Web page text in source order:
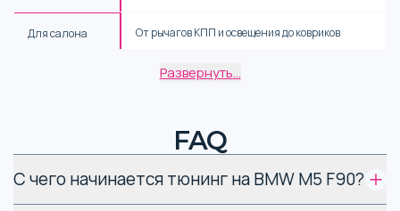
Для салона От рычагов КПП и освещения до ковриков
Диски, комплекты подвески, амортизаторы и
От глушителей до выпускных систем
детали
Элементы двигателя, трансмиссии,
тормозной системы
Развернуть...
FAQ
С чего начинается тюнинг на BMW M5 F90?